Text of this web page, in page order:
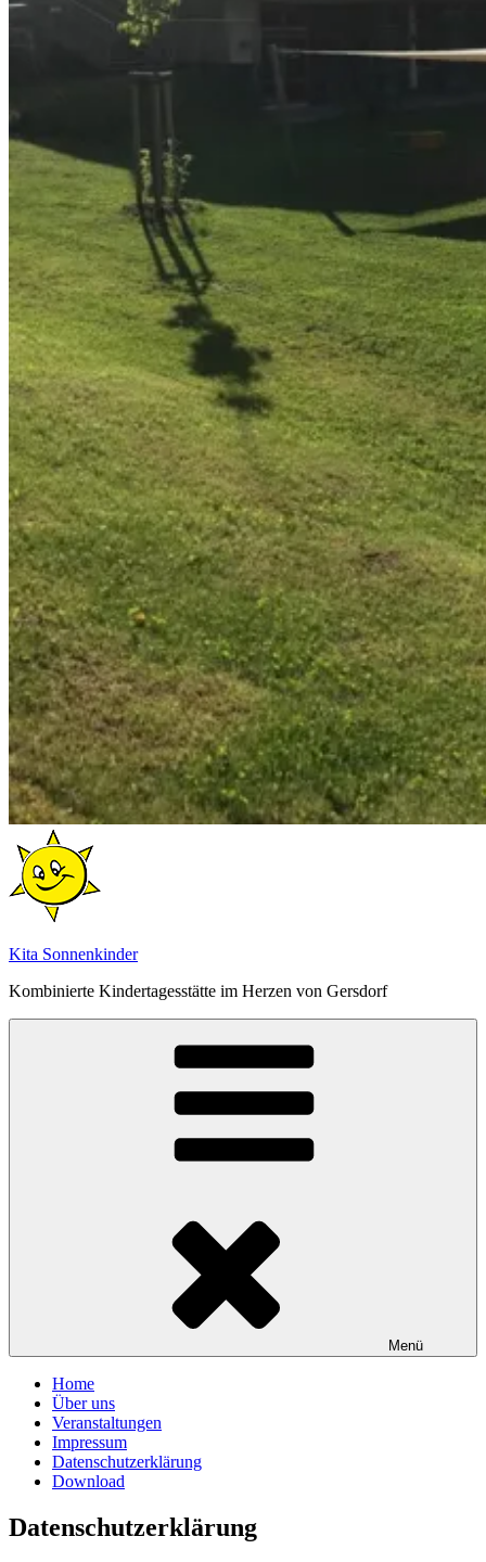
Kita Sonnenkinder
Kombinierte Kindertagesstätte im Herzen von Gersdorf
Menü
Home
Über uns
Veranstaltungen
Impressum
Datenschutzerklärung
Download
Datenschutzerklärung